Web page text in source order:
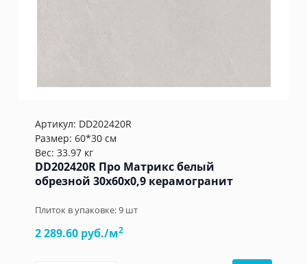
Артикул: DD202420R
Размер: 60*30 см
Вес: 33.97 кг
DD202420R Про Матрикс белый
обрезной 30x60x0,9 керамогранит
Плиток в упаковке:9 шт
2 289.60 руб./м2